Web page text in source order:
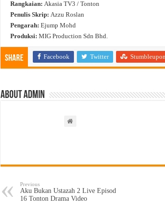
Rangkaian: Akasia TV3 / Tonton
Penulis Skrip: Azzu Roslan
Pengarah: Ejump Mohd
Produksi: MIG Production Sdn Bhd.
Share Facebook Twitter Stumbleupon
About admin
Previous
Aku Bukan Ustazah 2 Live Episod
16 Tonton Drama Video